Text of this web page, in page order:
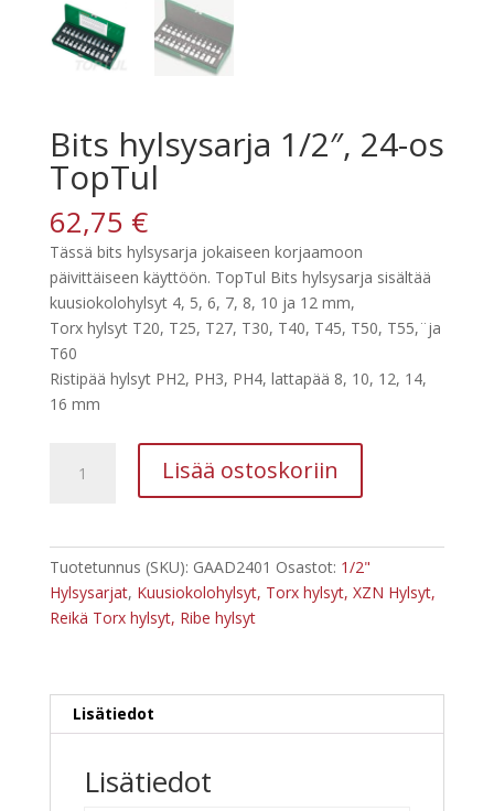
Bits hylsysarja 1/2″, 24-os
TopTul
62,75 €
Tässä bits hylsysarja jokaiseen korjaamoon
päivittäiseen käyttöön. TopTul Bits hylsysarja sisältää
kuusiokolohylsyt 4, 5, 6, 7, 8, 10 ja 12 mm,
Torx hylsyt T20, T25, T27, T30, T40, T45, T50, T55,¨ja
T60
Ristipää hylsyt PH2, PH3, PH4, lattapää 8, 10, 12, 14,
16 mm
hylsysarja
määrä
Lisää ostoskoriin
Tuotetunnus (SKU): GAAD2401 Osastot: 1/2"
Hylsysarjat, Kuusiokolohylsyt, Torx hylsyt, XZN Hylsyt,
Reikä Torx hylsyt, Ribe hylsyt
Lisätiedot
Lisätiedot